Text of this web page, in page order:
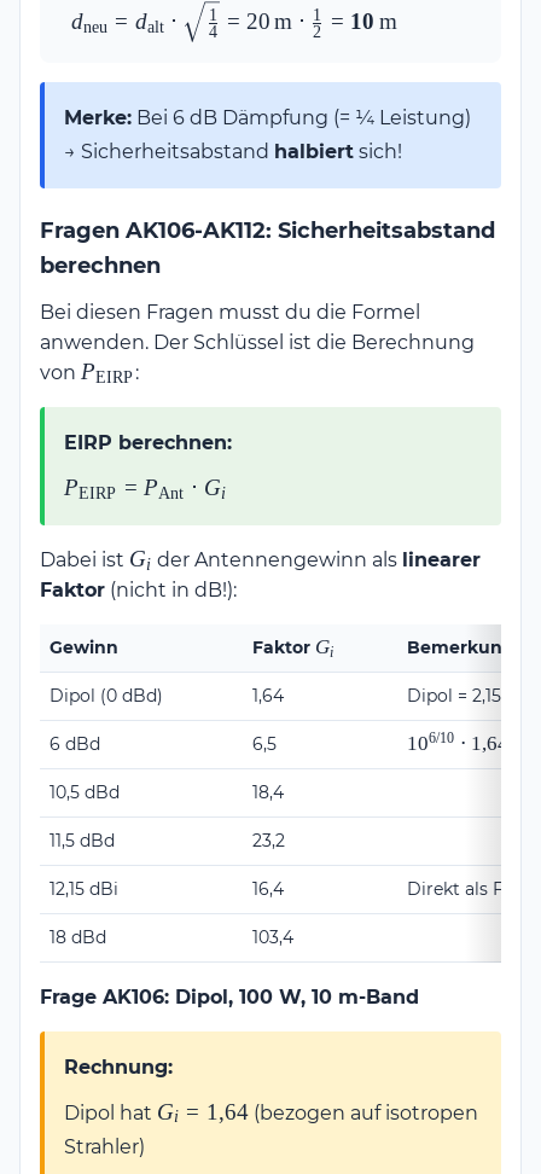
d_{\text{neu}} =
d_{\text{alt}} \cdot
\frac{1}{2} =
\mathbf{10\,\text{m}}
dneu = dalt ⋅ 4
1 = 20 m ⋅ 2
1 = 10 m
Merke: Bei 6 dB Dämpfung (= ¼ Leistung)
→ Sicherheitsabstand halbiert sich!
Fragen AK106-AK112: Sicherheitsabstand
berechnen
Bei diesen Fragen musst du die Formel
anwenden. Der Schlüssel ist die Berechnung
von P_{\text{EIRP}}
PEIRP :
EIRP berechnen:
P_{\text{EIRP}}
\cdot G_i
PEIRP = PAnt ⋅ Gi
Dabei ist G_i
Gi der Antennengewinn als linearer
Faktor (nicht in dB!):
Gewinn Faktor G_i
Gi Bemerkung
Dipol (0 dBd) 1,64 Dipol = 2,15 dBi
6 dBd 6,5
10^{6/10}
\cdot
106/10 ⋅ 1 ,64
10,5 dBd 18,4
11,5 dBd 23,2
12,15 dBi 16,4 Direkt als
18 dBd 103,4
Frage AK106: Dipol, 100 W, 10 m-Band
Rechnung:
Dipol hat G_i =
Gi = 1 ,64(bezogen auf isotropen
Strahler)